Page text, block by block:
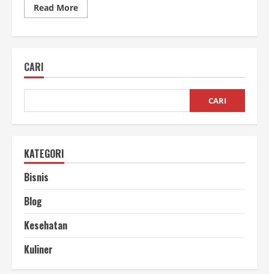
Read MoreRead
more
Panduan
untuk
CARI
CARI
KATEGORI
Bisnis
Blog
Kesehatan
Kuliner